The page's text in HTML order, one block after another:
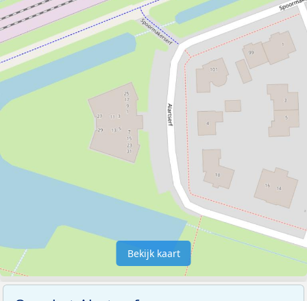
Bekijk kaart